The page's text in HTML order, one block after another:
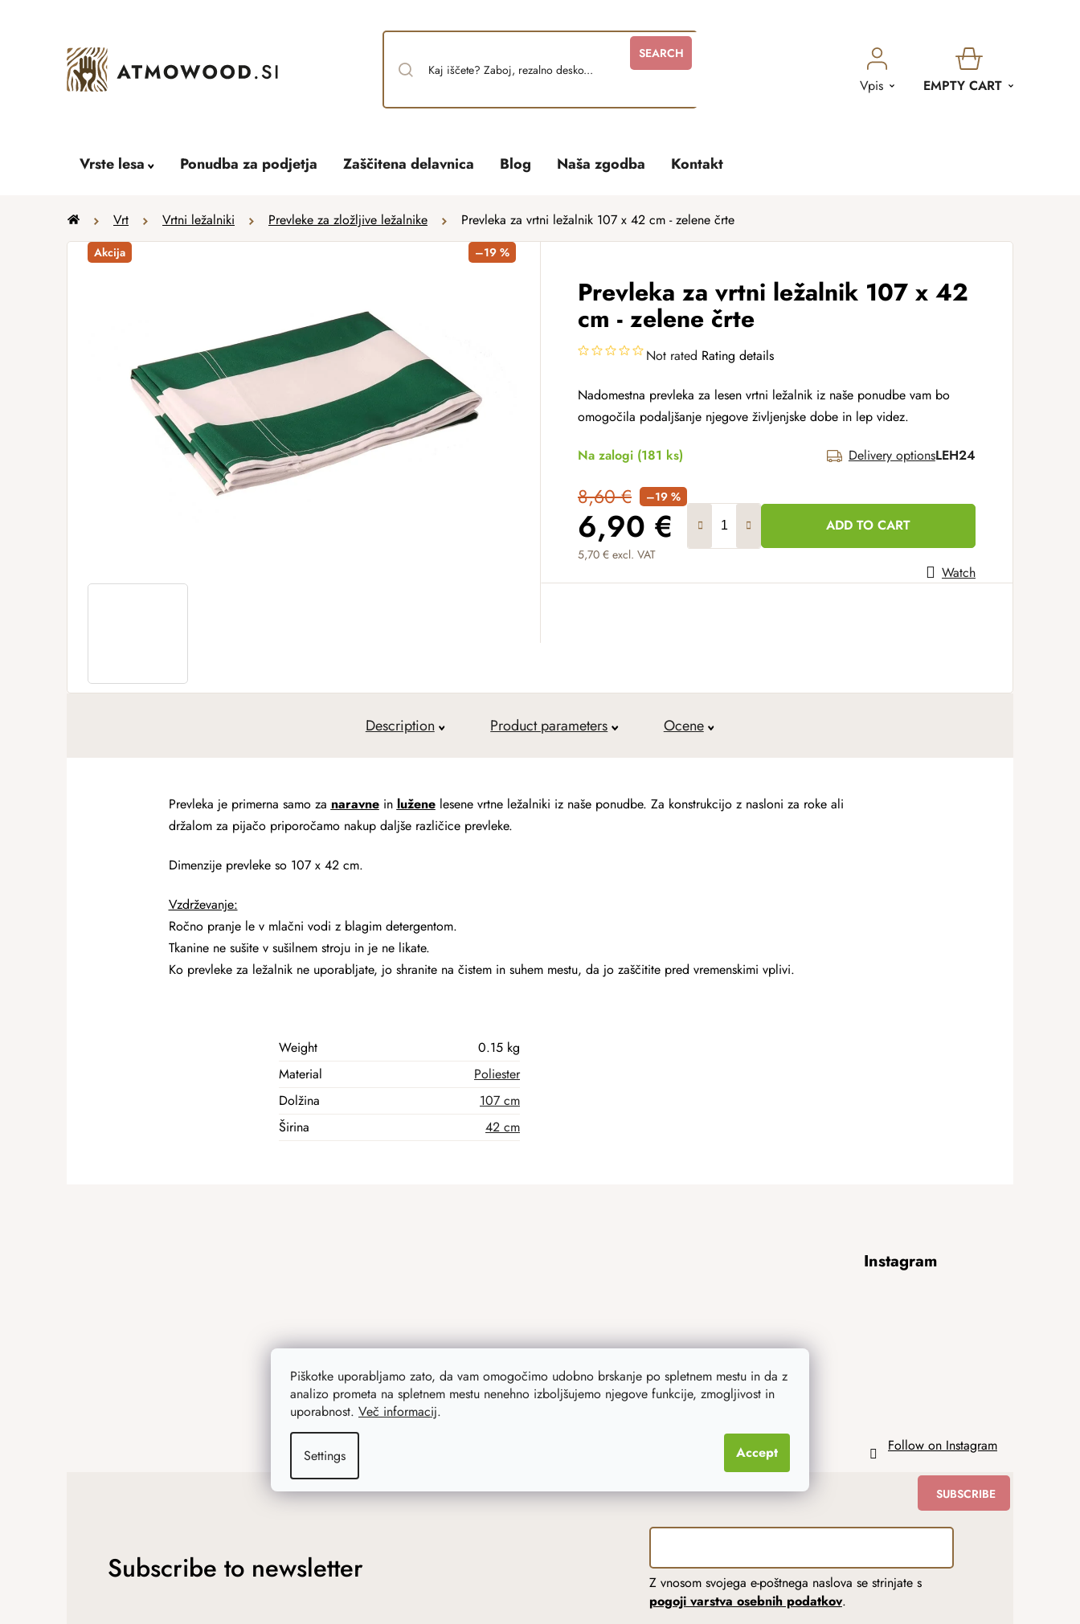
Piškotke uporabljamo zato, da vam omogočimo udobno brskanje po spletnem mestu in da z
analizo prometa na spletnem mestu nenehno izboljšujemo njegove funkcije, zmogljivost in
uporabnost. Več informacij.
Settings Accept
SEARCH
Vpis
SHOPPING
EMPTY CART
Vrste lesa Ponudba za podjetja Zaščitena delavnica Blog Naša zgodba Kontakt
Home Vrt Vrtni ležalniki Prevleke za zložljive ležalnike Prevleka za vrtni ležalnik 107 x 42 cm - zelene črte
Prevleka za vrtni ležalnik 107 x 42
cm - zelene črte
Not rated Rating details
Nadomestna prevleka za lesen vrtni ležalnik iz naše ponudbe vam bo
omogočila podaljšanje njegove življenjske dobe in lep videz.
Na zalogi (181 ks) Delivery optionsLEH24
8,60 € –19 %
6,90 €
5,70 € excl. VAT
Measure price:
ADD TO CART
Watch
Akcija –19 %
Description Product parameters Ocene
Prevleka je primerna samo za naravnein luženelesene vrtne ležalniki iz naše ponudbe. Za konstrukcijo z nasloni za roke ali
držalom za pijačo priporočamo nakup daljše različice prevleke.
Dimenzije prevleke so 107 x 42 cm.
Vzdrževanje:
Ročno pranje le v mlačni vodi z blagim detergentom.
Tkanine ne sušite v sušilnem stroju in je ne likate.
Ko prevleke za ležalnik ne uporabljate, jo shranite na čistem in suhem mestu, da jo zaščitite pred vremenskimi vplivi.
Weight
0.15 kg
Material
Poliester
Dolžina
107 cm
Širina
42 cm
Instagram
Follow on Instagram
Subscribe to newsletter
Z vnosom svojega e-poštnega naslova se strinjate s
pogoji varstva osebnih podatkov.
SUBSCRIBE